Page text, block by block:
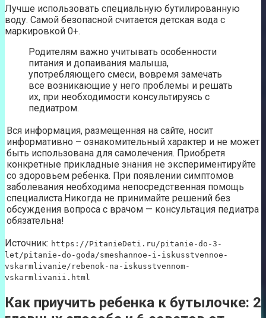
Лучше использовать специальную бутилированную
воду. Самой безопасной считается детская вода с
маркировкой 0+.
Родителям важно учитывать особенности
питания и допаивания малыша,
употребляющего смеси, вовремя замечать
все возникающие у него проблемы и решать
их, при необходимости консультируясь с
педиатром.
Вся информация, размещенная на сайте, носит
информативно – ознакомительный характер и не может
быть использована для самолечения. Приобретя
конкретные прикладные знания не экспериментируйте
со здоровьем ребенка. При появлении симптомов
заболевания необходима непосредственная помощь
специалиста.Никогда не принимайте решений без
обсуждения вопроса с врачом — консультация педиатра
обязательна!
Источник: https://PitanieDeti.ru/pitanie-do-3-
let/pitanie-do-goda/smeshannoe-i-iskusstvennoe-
vskarmlivanie/rebenok-na-iskusstvennom-
vskarmlivanii.html
Как приучить ребенка к бутылочке: 2